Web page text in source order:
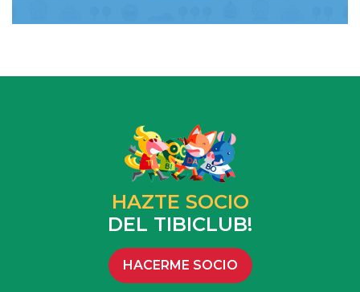
HAZTE SOCIO
DEL TIBICLUB!
HACERME SOCIO